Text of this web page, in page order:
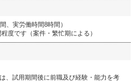
、実労働時間8時間）
度です（案件・繁忙期による）
、試用期間後に前職及び経験・能力を考